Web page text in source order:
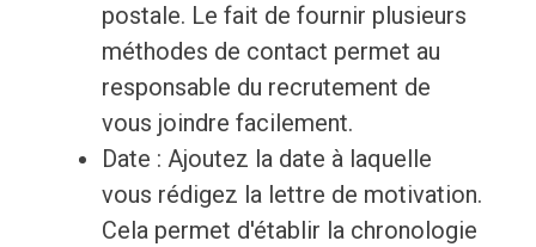
postale. Le fait de fournir plusieurs
méthodes de contact permet au
responsable du recrutement de
vous joindre facilement.
Date : Ajoutez la date à laquelle
vous rédigez la lettre de motivation.
Cela permet d'établir la chronologie